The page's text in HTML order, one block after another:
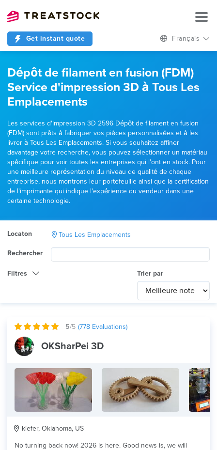
Get instant quote Français
Dépôt de filament en fusion (FDM)
Service d'impression 3D à Tous Les
Emplacements
Les services d'impression 3D 2596 Dépôt de filament en fusion
(FDM) sont prêts à fabriquer vos pièces personnalisées et à les
livrer à Tous Les Emplacements. Si vous souhaitez affiner
davantage votre recherche, vous pouvez sélectionner un matériau
spécifique pour voir toutes les entreprises qui l'ont en stock. Pour
une meilleure représentation du niveau de qualité de chaque
entreprise, nous montrons leur portefeuille ainsi que la certification
de l'imprimante qui indique l'expérience du vendeur dans une
certaine technologie.
Locaton Tous Les Emplacements
Rechercher
Filtres Trier par
International
Technologie fdm
Matériau
5/5 (778 Evaluations)
OKSharPei 3D
kiefer, Oklahoma, US
No turning back now! 2026 is here. Good news is, we will